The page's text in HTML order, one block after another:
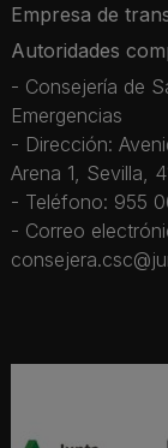
Empresa de
Autoridades
- Consejería de
Emergencias
- Dirección:
Arena 1, Sevilla,
- Teléfono: 955
- Correo